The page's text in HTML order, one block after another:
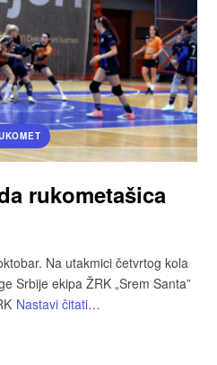
rukometašica
Na utakmici četvrtog kola
Srbije ekipa ŽRK „Srem Santa”
Nastavi čitati…